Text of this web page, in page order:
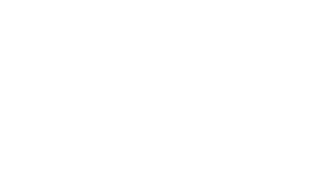
상품 유형 확인
운전 스타일에 가장 적합한 보장 범위를 꼼꼼히 살펴